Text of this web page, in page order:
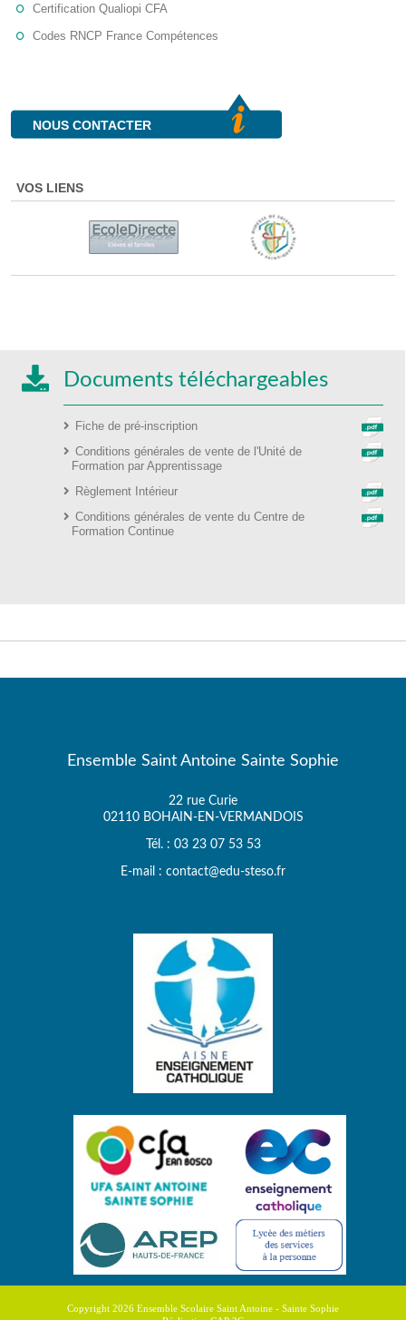
Certification Qualiopi CFA
Codes RNCP France Compétences
NOUS CONTACTER
VOS LIENS
Documents téléchargeables
Fiche de pré-inscription
Conditions générales de vente de l'Unité de
Formation par Apprentissage
Règlement Intérieur
Conditions générales de vente du Centre de
Formation Continue
Ensemble Saint Antoine Sainte Sophie
22 rue Curie
02110 BOHAIN-EN-VERMANDOIS
Tél. : 03 23 07 53 53
E-mail : contact@edu-steso.fr
Copyright 2026 Ensemble Scolaire Saint Antoine - Sainte Sophie